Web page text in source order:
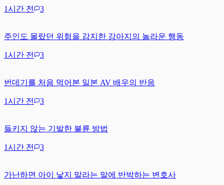
1시간 전 3
주인도 몰랐던 위험을 감지한 강아지의 놀라운 행동
1시간 전 3
번데기를 처음 먹어본 일본 AV 배우의 반응
1시간 전 3
들키지 않는 기발한 불륜 방법
1시간 전 3
가난하면 아이 낳지 말라는 말에 반박하는 변호사